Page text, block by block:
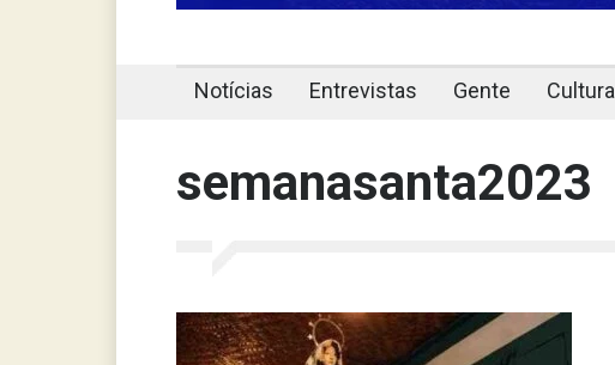
Notícias Entrevistas Gente Cultura
semanasanta2023